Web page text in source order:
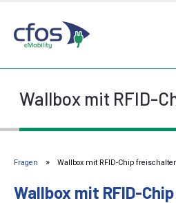
Wallbox mit RFID-
Fragen Wallbox mit RFID-Chip
Wallbox mit RFID-